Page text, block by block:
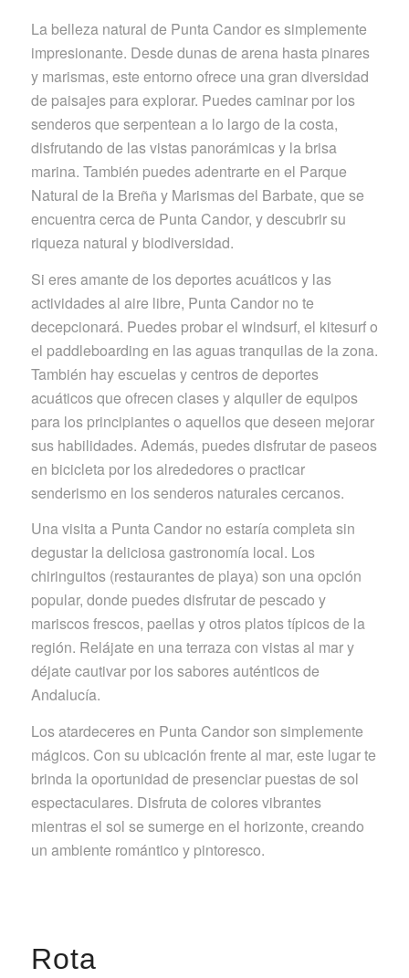
La belleza natural de Punta Candor es simplemente
impresionante. Desde dunas de arena hasta pinares
y marismas, este entorno ofrece una gran diversidad
de paisajes para explorar. Puedes caminar por los
senderos que serpentean a lo largo de la costa,
disfrutando de las vistas panorámicas y la brisa
marina. También puedes adentrarte en el Parque
Natural de la Breña y Marismas del Barbate, que se
encuentra cerca de Punta Candor, y descubrir su
riqueza natural y biodiversidad.
Si eres amante de los deportes acuáticos y las
actividades al aire libre, Punta Candor no te
decepcionará. Puedes probar el windsurf, el kitesurf o
el paddleboarding en las aguas tranquilas de la zona.
También hay escuelas y centros de deportes
acuáticos que ofrecen clases y alquiler de equipos
para los principiantes o aquellos que deseen mejorar
sus habilidades. Además, puedes disfrutar de paseos
en bicicleta por los alrededores o practicar
senderismo en los senderos naturales cercanos.
Una visita a Punta Candor no estaría completa sin
degustar la deliciosa gastronomía local. Los
chiringuitos (restaurantes de playa) son una opción
popular, donde puedes disfrutar de pescado y
mariscos frescos, paellas y otros platos típicos de la
región. Relájate en una terraza con vistas al mar y
déjate cautivar por los sabores auténticos de
Andalucía.
Los atardeceres en Punta Candor son simplemente
mágicos. Con su ubicación frente al mar, este lugar te
brinda la oportunidad de presenciar puestas de sol
espectaculares. Disfruta de colores vibrantes
mientras el sol se sumerge en el horizonte, creando
un ambiente romántico y pintoresco.
Rota